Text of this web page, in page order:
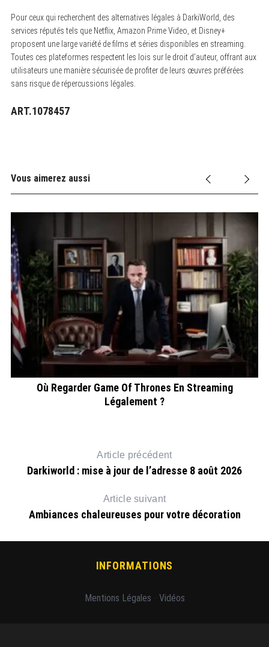
Pour ceux qui recherchent des alternatives légales à DarkiWorld, des
services réputés tels que Netflix, Amazon Prime Video, et Disney+
proposent une large variété de films et séries disponibles en streaming.
Toutes ces plateformes respectent les lois sur le droit d’auteur, offrant aux
utilisateurs une manière sécurisée de profiter de leurs œuvres préférées
sans risque de répercussions légales.
ART.1078457
Vous aimerez aussi
Où Regarder Game Of Thrones En Streaming
Légalement ?
Article précédent
Darkiworld : mise à jour de l’adresse 8 août 2026
Article suivant
Ambiances chaleureuses pour votre décoration
INFORMATIONS
Mentions Légales Vidéos